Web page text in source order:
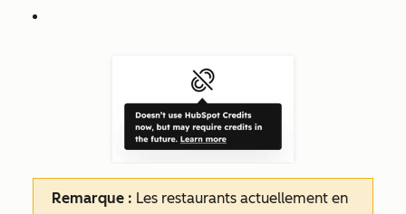
Remarque : Les restaurants actuellement en